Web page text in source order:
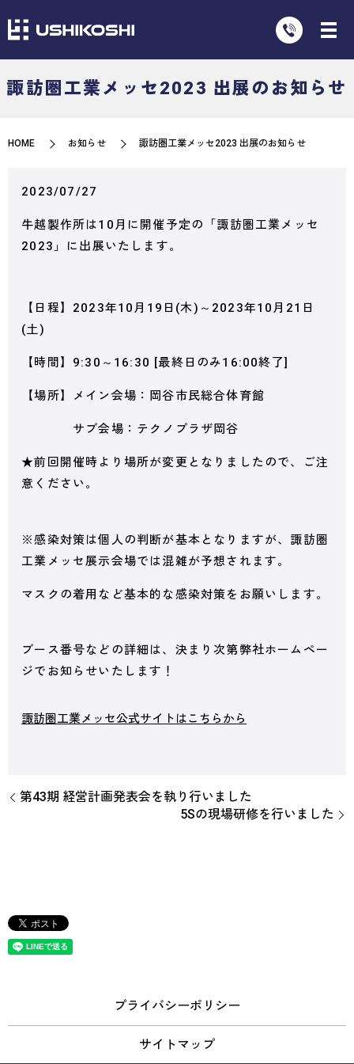
諏訪圏工業メッセ2023 出展のお知らせ
HOME お知らせ 諏訪圏工業メッセ2023 出展のお知らせ
2023/07/27
牛越製作所は10月に開催予定の「諏訪圏工業メッセ
2023」に出展いたします。
【日程】2023年10月19日(木)～2023年10月21日
(土)
【時間】9:30～16:30 [最終日のみ16:00終了]
【場所】メイン会場：岡谷市民総合体育館
サブ会場：テクノプラザ岡谷
★前回開催時より場所が変更となりましたので、ご注
意ください。
※感染対策は個人の判断が基本となりますが、諏訪圏
工業メッセ展示会場では混雑が予想されます。
マスクの着用など基本的な感染対策をお願いします。
ブース番号などの詳細は、決まり次第弊社ホームペー
ジでお知らせいたします！
諏訪圏工業メッセ公式サイトはこちらから
第43期 経営計画発表会を執り行いました
5Sの現場研修を行いました
プライバシーポリシー
サイトマップ